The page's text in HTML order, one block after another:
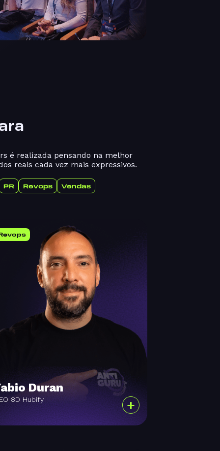
é realizada pensando na melhor
reais cada vez mais expressivos.
PR Revops Vendas
Duran
8D Hubify +